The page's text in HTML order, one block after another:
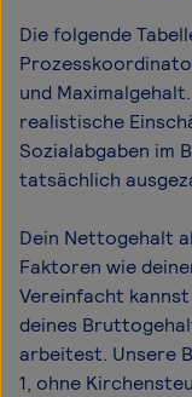
Die folgende
und
realistische
Sozialabgaben im
tatsächlich
Dein Nettogehalt
Faktoren wie
Vereinfacht
deines
arbeitest. Unsere
1, ohne